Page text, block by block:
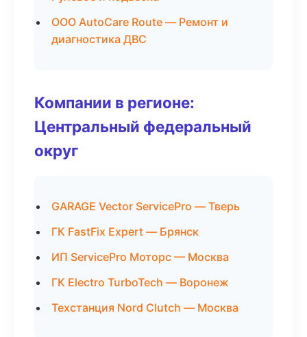
ООО AutoCare Route — Ремонт и
диагностика ДВС
Компании в регионе:
Центральный федеральный
округ
GARAGE Vector ServicePro — Тверь
ГК FastFix Expert — Брянск
ИП ServicePro Моторс — Москва
ГК Electro TurboTech — Воронеж
Техстанция Nord Clutch — Москва